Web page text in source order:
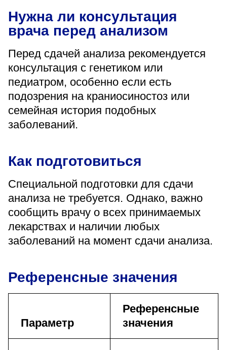
Нужна ли консультация
врача перед анализом
Перед сдачей анализа рекомендуется
консультация с генетиком или
педиатром, особенно если есть
подозрения на краниосиностоз или
семейная история подобных
заболеваний.
Как подготовиться
Специальной подготовки для сдачи
анализа не требуется. Однако, важно
сообщить врачу о всех принимаемых
лекарствах и наличии любых
заболеваний на момент сдачи анализа.
Референсные значения
Параметр
Референсные
значения